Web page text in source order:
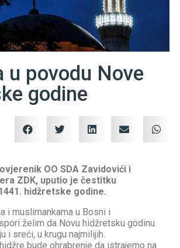
u povodu Nove
godine
OO SDA Zavidovići i
ZDK, uputio je čestitku
hidžretske godine.
i muslimankama u Bosni i
želim da Novu hidžretsku godinu
i sreći, u krugu najmilijih.
bude ohrabrenje da istrajemo na